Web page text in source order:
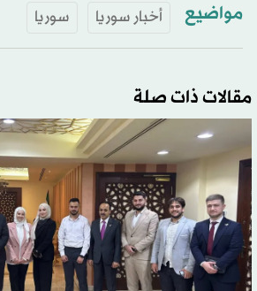
مواضيع أخبار سوريا سوريا
مقالات ذات صلة